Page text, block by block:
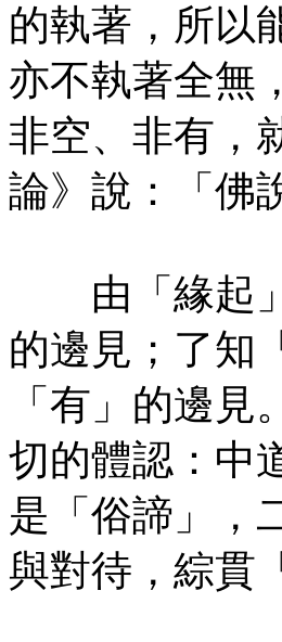
的執著，所以
亦不執著全無
非空、非有，
論》說：「佛
由「緣起」
的邊見；了知
「有」的邊
切的體認：中
是「俗諦」，
與對待，綜貫